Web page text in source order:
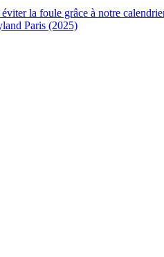
la foule grâce à notre
Paris (2025)